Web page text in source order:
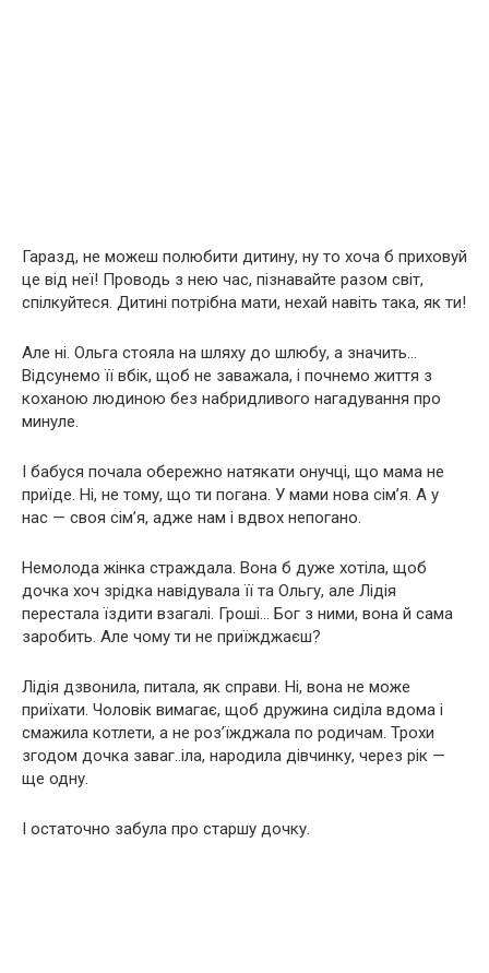
Гаразд, не можеш полюбити дитину, ну то хоча б приховуй
це від неї! Проводь з нею час, пізнавайте разом світ,
спілкуйтеся. Дитині потрібна мати, нехай навіть така, як ти!
Але ні. Ольга стояла на шляху до шлюбу, а значить…
Відсунемо її вбік, щоб не заважала, і почнемо життя з
коханою людиною без набридливого нагадування про
минуле.
І бабуся почала обережно натякати онучці, що мама не
приїде. Ні, не тому, що ти погана. У мами нова сім’я. А у
нас — своя сім’я, адже нам і вдвох непогано.
Немолода жінка страждала. Вона б дуже хотіла, щоб
дочка хоч зрідка навідувала її та Ольгу, але Лідія
перестала їздити взагалі. Гроші… Бог з ними, вона й сама
заробить. Але чому ти не приїжджаєш?
Лідія дзвонила, питала, як справи. Ні, вона не може
приїхати. Чоловік вимагає, щоб дружина сиділа вдома і
смажила котлети, а не роз’їжджала по родичам. Трохи
згодом дочка заваг..іла, народила дівчинку, через рік —
ще одну.
І остаточно забула про старшу дочку.